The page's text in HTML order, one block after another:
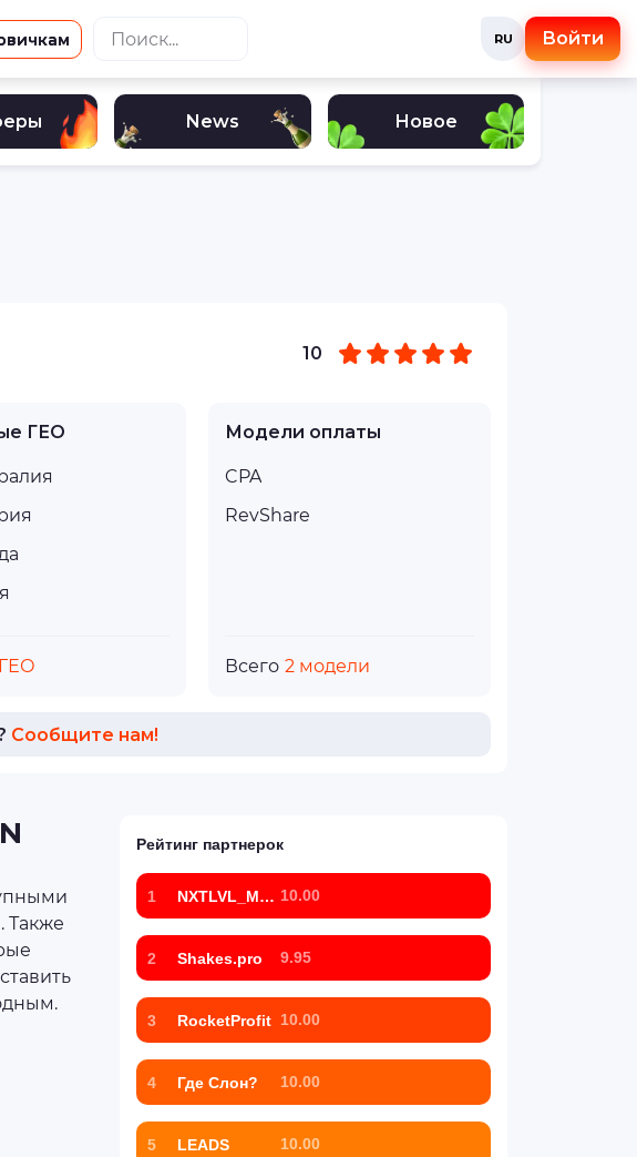
RU Войти
News Новое
10
ГЕО
ГЕО
Модели оплаты
CPA
RevShare
Всего 2 модели
Сообщите нам!
Также
Рейтинг партнерок
1 NXTLVL_Marketing 10.00
2 Shakes.pro 9.95
3 RocketProfit 10.00
4 Где Слон? 10.00
5 LEADS 10.00